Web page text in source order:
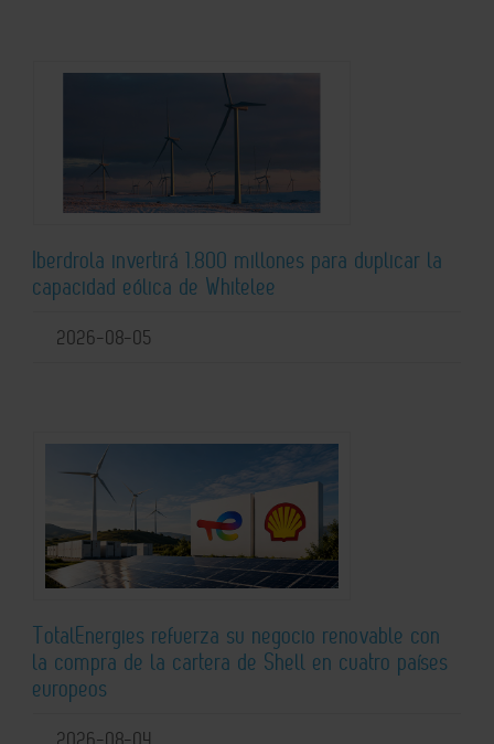
Iberdrola invertirá 1.800 millones para duplicar la
capacidad eólica de Whitelee
2026-08-05
TotalEnergies refuerza su negocio renovable con
la compra de la cartera de Shell en cuatro países
europeos
2026-08-04